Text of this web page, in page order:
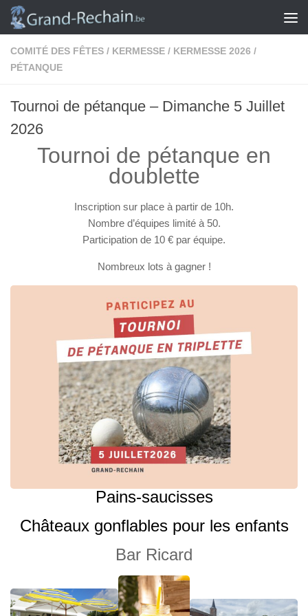
Skip to content
COMITÉ DES FÊTES / KERMESSE / KERMESSE 2026 /
PÉTANQUE
Tournoi de pétanque – Dimanche 5 Juillet
2026
Tournoi de pétanque en
doublette
Inscription sur place à partir de 10h.
Nombre d’équipes limité à 50.
Participation de 10 € par équipe.
Nombreux lots à gagner !
Pains-saucisses
Châteaux gonflables pour les enfants
Bar Ricard